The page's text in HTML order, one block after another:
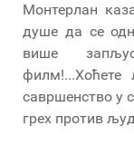
Монтерлан
душе да се
више
филм!...Хоћете
савршенство у
грех против